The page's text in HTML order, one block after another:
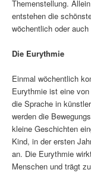
Themenstellung.
entstehen die
wöchentlich oder
Die Eurythmie
Einmal wöchentlich
Eurythmie ist eine
die Sprache in
werden die
kleine Geschichten
Kind, in der ersten
an. Die Eurythmie
Menschen und trägt